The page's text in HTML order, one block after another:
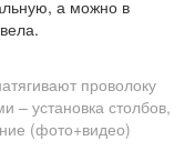
а можно в
проволоку